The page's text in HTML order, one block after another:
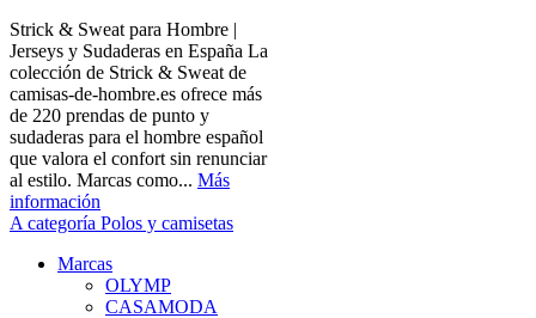
Strick & Sweat para Hombre |
Jerseys y Sudaderas en España La
colección de Strick & Sweat de
camisas-de-hombre.es ofrece más
de 220 prendas de punto y
sudaderas para el hombre español
que valora el confort sin renunciar
al estilo. Marcas como... Más
información
A categoría Polos y camisetas
Marcas
OLYMP
CASAMODA